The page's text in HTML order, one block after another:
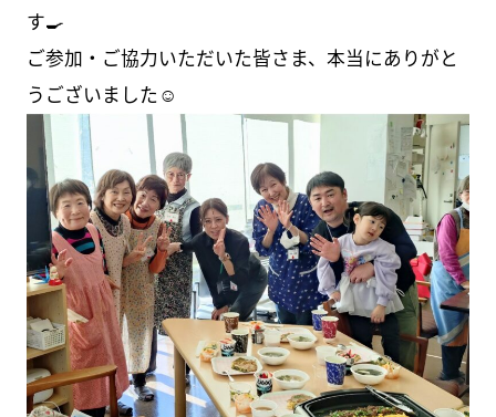
す🍳
ご参加・ご協力いただいた皆さま、本当にありがと
うございました☺️